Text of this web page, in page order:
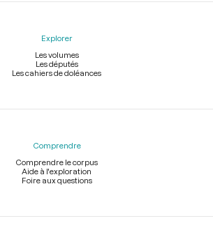
Explorer
Les volumes
Les députés
Les cahiers de doléances
Comprendre
Comprendre le corpus
Aide à l'exploration
Foire aux questions